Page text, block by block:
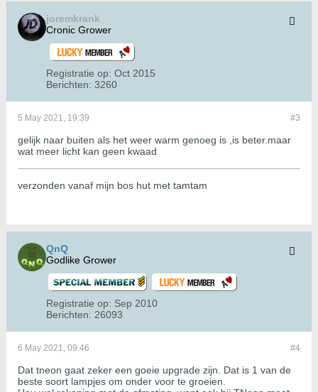
joremkrank
Cronic Grower
Registratie op: Oct 2015
Berichten: 3260
#3
5 May 2021, 19:39
gelijk naar buiten als het weer warm genoeg is ,is beter.maar
wat meer licht kan geen kwaad
verzonden vanaf mijn bos hut met tamtam
QnQ
Godlike Grower
Registratie op: Sep 2010
Berichten: 26093
#4
6 May 2021, 09:46
Dat tneon gaat zeker een goeie upgrade zijn. Dat is 1 van de
beste soort lampjes om onder voor te groeien.